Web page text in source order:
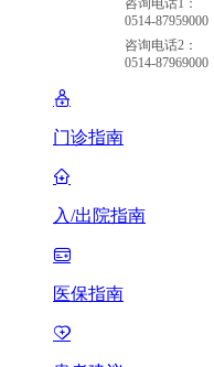
0514-87959000
咨询电话2：
0514-87969000
门诊指南
入/出院指南
医保指南